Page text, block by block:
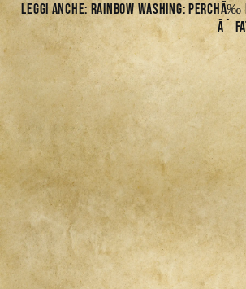
Leggi anche:RAINBOW WASHING:
Ãˆ